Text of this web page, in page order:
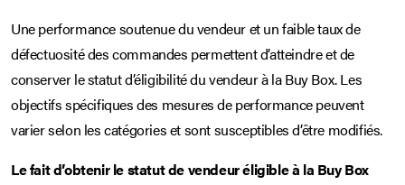
Une performance soutenue du vendeur et un faible taux de
défectuosité des commandes permettent d’atteindre et de
conserver le statut d’éligibilité du vendeur à la Buy Box. Les
objectifs spécifiques des mesures de performance peuvent
varier selon les catégories et sont susceptibles d’être modifiés.
Le fait d’obtenir le statut de vendeur éligible à la Buy Box